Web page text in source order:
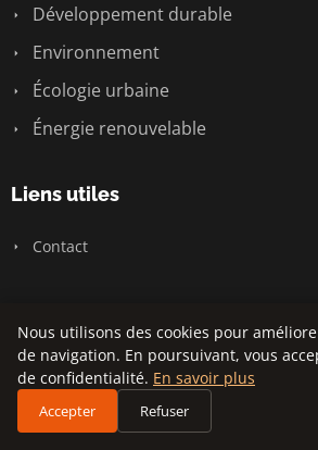
Développement durable
Environnement
Écologie urbaine
Énergie renouvelable
Liens utiles
Contact
Plan du site
Nous utilisons des cookies pour
de navigation. En poursuivant, vous
de confidentialité. En savoir plus
Accepter Refuser